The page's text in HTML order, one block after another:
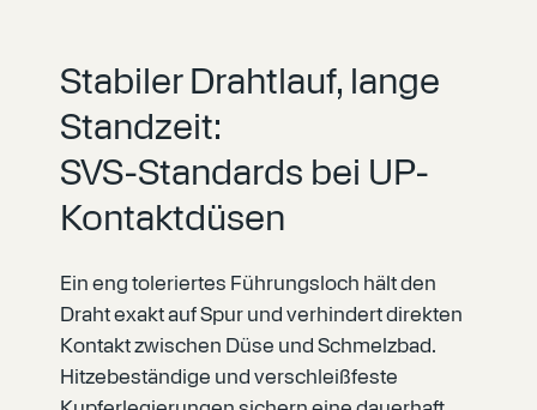
Stabiler Drahtlauf, lange
Standzeit:
SVS-Standards bei UP-
Kontaktdüsen
Ein eng toleriertes Führungsloch hält den
Draht exakt auf Spur und verhindert direkten
Kontakt zwischen Düse und Schmelzbad.
Hitzebeständige und verschleißfeste